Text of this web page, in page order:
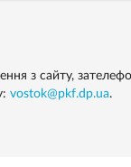
з сайту,
vostok@pkf.dp.ua.